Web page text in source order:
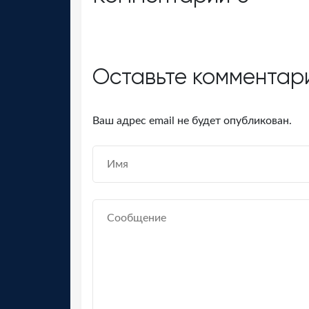
Оставьте
Ваш адрес email не будет опубликован.